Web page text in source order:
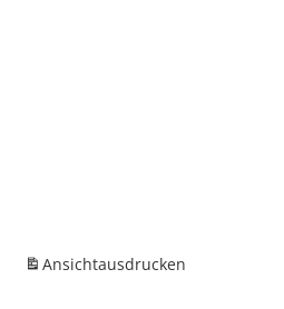
Ansichtausdrucken